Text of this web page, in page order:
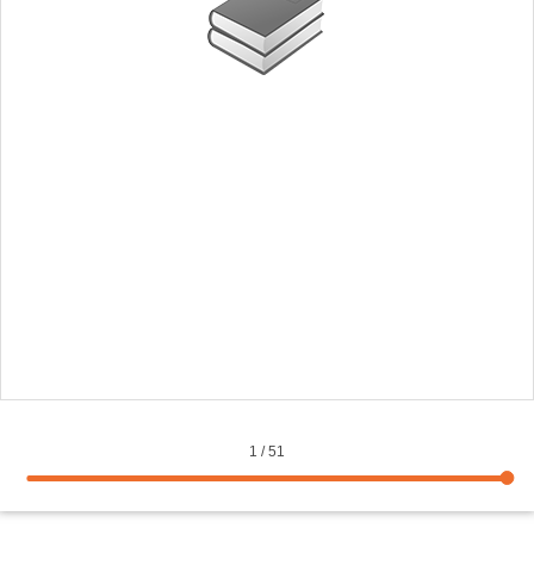
1 /51